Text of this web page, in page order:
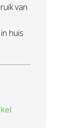
van
huis